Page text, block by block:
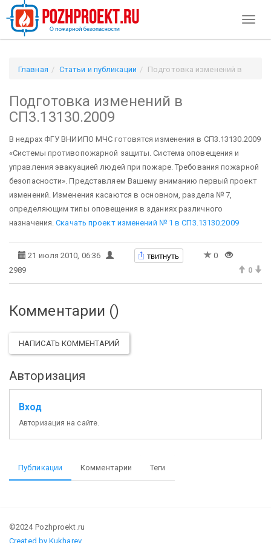
Главная Статьи и публикации
Подготовка изменений в
Подготовка изменений в
СП3.13130.2009
В недрах ФГУ ВНИИПО МЧС готовятся изменения в СП3.13130.2009
«Системы противопожарной защиты. Система оповещения и
управления эвакуацией людей при пожаре. Требования пожарной
безопасности». Представляем Вашему вниманию первый проект
изменений. Изменения касаются в основном, раздела № 7,
определяющим типы оповещения в зданиях различного
назначения.Скачать проект изменений № 1 в СП3.13130.2009
21 июля 2010, 06:36 твитнуть
0
2989
0
Комментарии ()
НАПИСАТЬ КОММЕНТАРИЙ
Авторизация
Вход
Авторизация на сайте.
Публикации Комментарии Теги
©2024 Pozhproekt.ru
Created by Kukharev